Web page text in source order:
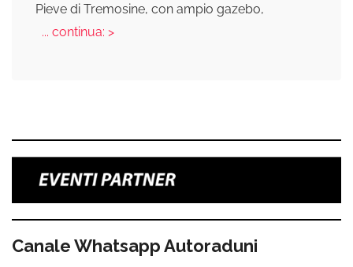
Pieve di Tremosine, con ampio gazebo,
... continua: >
Canale Whatsapp Autoraduni